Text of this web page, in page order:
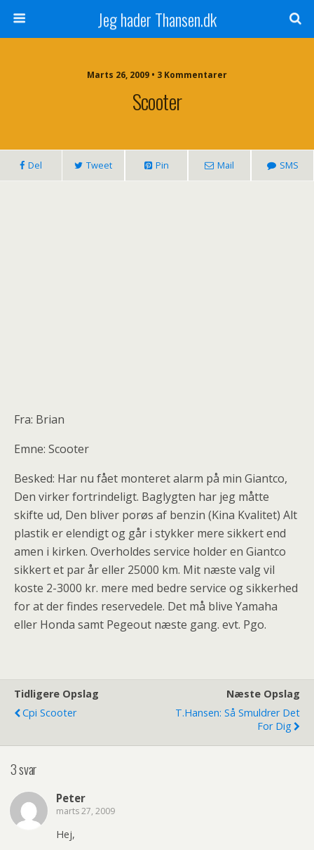
Jeg hader Thansen.dk
Marts 26, 2009 • 3 Kommentarer
Scooter
Del Tweet Pin Mail SMS
Fra: Brian
Emne: Scooter
Besked: Har nu fået monteret alarm på min Giantco,
Den virker fortrindeligt. Baglygten har jeg måtte
skifte ud, Den bliver porøs af benzin (Kina Kvalitet) Alt
plastik er elendigt og går i stykker mere sikkert end
amen i kirken. Overholdes service holder en Giantco
sikkert et par år eller 25000 km. Mit næste valg vil
koste 2-3000 kr. mere med bedre service og sikkerhed
for at der findes reservedele. Det må blive Yamaha
eller Honda samt Pegeout næste gang. evt. Pgo.
Tidligere Opslag
Cpi Scooter
Næste Opslag
T.Hansen: Så Smuldrer Det
For Dig
3 svar
Peter
marts 27, 2009
Hej,